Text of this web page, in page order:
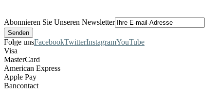
Abonnieren Sie Unseren Newsletter
Folge unsFacebookTwitterInstagramYouTube
Visa
MasterCard
American Express
Apple Pay
Bancontact